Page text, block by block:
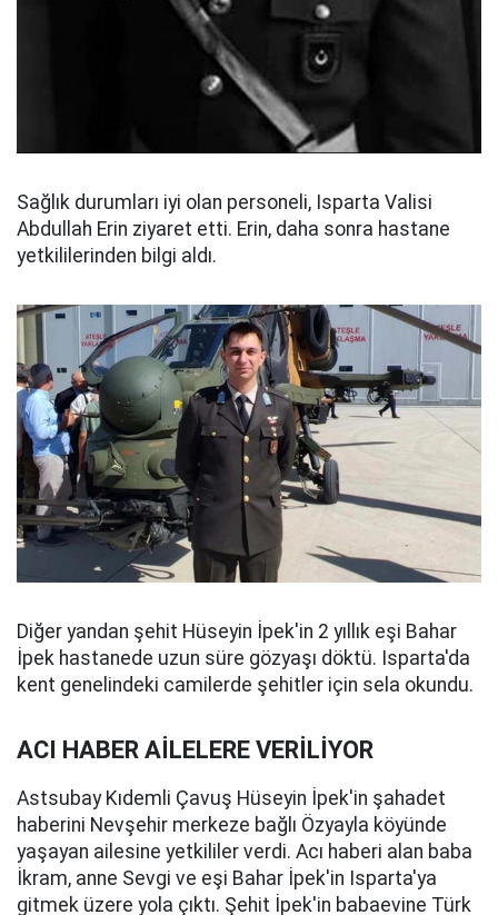
Sağlık durumları iyi olan personeli, Isparta Valisi
Abdullah Erin ziyaret etti. Erin, daha sonra hastane
yetkililerinden bilgi aldı.
Diğer yandan şehit Hüseyin İpek'in 2 yıllık eşi Bahar
İpek hastanede uzun süre gözyaşı döktü. Isparta'da
kent genelindeki camilerde şehitler için sela okundu.
ACI HABER AİLELERE VERİLİYOR
Astsubay Kıdemli Çavuş Hüseyin İpek'in şahadet
haberini Nevşehir merkeze bağlı Özyayla köyünde
yaşayan ailesine yetkililer verdi. Acı haberi alan baba
İkram, anne Sevgi ve eşi Bahar İpek'in Isparta'ya
gitmek üzere yola çıktı. Şehit İpek'in babaevine Türk